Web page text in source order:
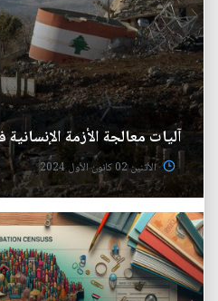
آليات معالجة الأزمة الإنسانية
الأثنين 02 كانون الأول 2024